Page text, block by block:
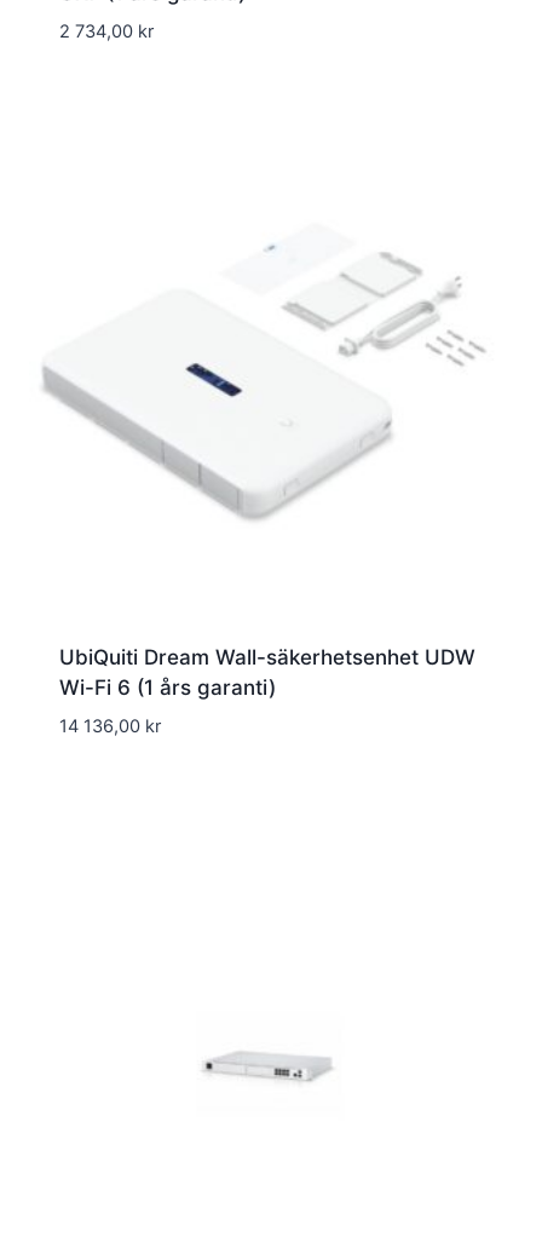
2 734,00 kr
UbiQuiti Dream Wall-säkerhetsenhet UDW
Wi-Fi 6 (1 års garanti)
14 136,00 kr